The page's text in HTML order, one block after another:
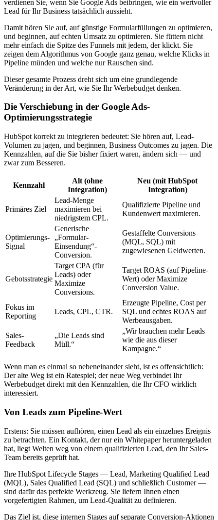
verdienen Sie, wenn Sie Google Ads beibringen, wie ein wertvoller
Lead für Ihr Business tatsächlich aussieht.
Damit hören Sie auf, auf günstige Formularfüllungen zu optimieren,
und beginnen, auf echten Umsatz zu optimieren. Sie füttern nicht
mehr einfach die Spitze des Funnels mit jedem, der klickt. Sie
zeigen dem Algorithmus von Google ganz genau, welche Klicks in
Pipeline münden und welche nur Rauschen sind.
Dieser gesamte Prozess dreht sich um eine grundlegende
Veränderung in der Art, wie Sie Ihr Werbebudget denken.
Die Verschiebung in der Google Ads-
Optimierungsstrategie
HubSpot korrekt zu integrieren bedeutet: Sie hören auf, Lead-
Volumen zu jagen, und beginnen, Business Outcomes zu jagen. Die
Kennzahlen, auf die Sie bisher fixiert waren, ändern sich — und
zwar zum Besseren.
Kennzahl
Alt (ohne
Integration)
Neu (mit HubSpot
Integration)
Primäres Ziel
Lead-Menge
maximieren bei
niedrigstem CPL.
Qualifizierte Pipeline und
Kundenwert maximieren.
Optimierungs-
Signal
Generische
„Formular-
Einsendung“-
Conversion.
Gestaffelte Conversions
(MQL, SQL) mit
zugewiesenen Geldwerten.
Gebotsstrategie
Target CPA (für
Leads) oder
Maximize
Conversions.
Target ROAS (auf Pipeline-
Wert) oder Maximize
Conversion Value.
Fokus im
Reporting
Leads, CPL, CTR.
Erzeugte Pipeline, Cost per
SQL und echtes ROAS auf
Werbeausgaben.
Sales-
Feedback
„Die Leads sind
Müll.“
„Wir brauchen mehr Leads
wie die aus dieser
Kampagne.“
Wenn man es einmal so nebeneinander sieht, ist es offensichtlich:
Der alte Weg ist ein Ratespiel; der neue Weg verbindet Ihr
Werbebudget direkt mit den Kennzahlen, die Ihr CFO wirklich
interessiert.
Von Leads zum Pipeline-Wert
Erstens: Sie müssen aufhören, einen Lead als ein einzelnes Ereignis
zu betrachten. Ein Kontakt, der nur ein Whitepaper heruntergeladen
hat, liegt Welten weg von einem qualifizierten Lead, den Ihr Sales-
Team bereits geprüft hat.
Ihre HubSpot Lifecycle Stages — Lead, Marketing Qualified Lead
(MQL), Sales Qualified Lead (SQL) und schließlich Customer —
sind dafür das perfekte Werkzeug. Sie liefern Ihnen einen
vorgefertigten Rahmen, um Lead-Qualität zu definieren.
Das Ziel ist, diese internen Stages auf separate Conversion-Aktionen